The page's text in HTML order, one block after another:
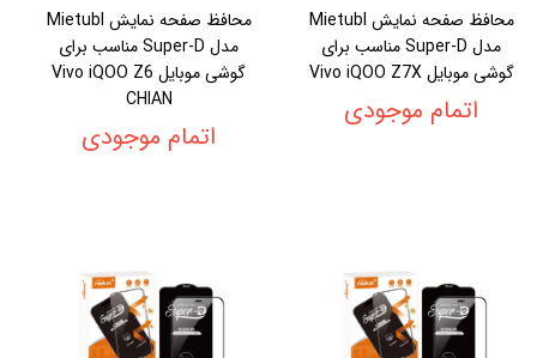
محافظ صفحه نمایش Mietubl
مدل Super-D مناسب برای
گوشی موبایل Vivo iQOO Z7X
اتمام موجودی
محافظ صفحه نمایش Mietubl
مدل Super-D مناسب برای
گوشی موبایل Vivo iQOO Z6
CHIAN
اتمام موجودی